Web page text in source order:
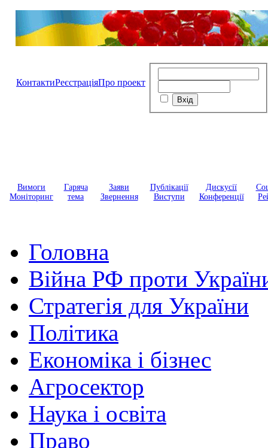
КонтактиРеєстраціяПро проект
Вимоги
Моніторинг
Гаряча
тема
Заяви
Звернення
Публікації
Виступи
Дискусії
Конференції
Головна
Війна РФ проти
Стратегія для України
Політика
Економіка і бізнес
Агросектор
Наука і освіта
Право